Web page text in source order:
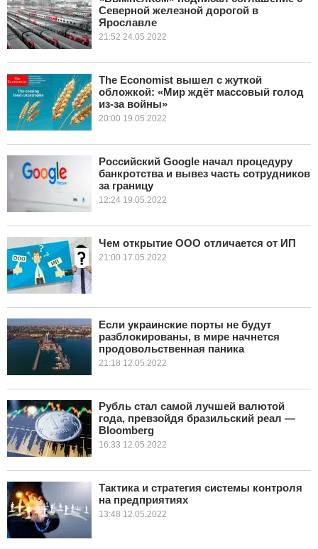
Северной железной дорогой в
Ярославле
21:52 24.05.2022
The Economist вышел с жуткой
обложкой: «Мир ждёт массовый голод
из-за войны»
20:00 19.05.2022
Российский Google начал процедуру
банкротства и вывез часть сотрудников
за границу
12:24 19.05.2022
Чем открытие ООО отличается от ИП
21:00 17.05.2022
Если украинские порты не будут
разблокированы, в мире начнется
продовольственная паника
21:18 12.05.2022
Рубль стал самой лучшей валютой
года, превзойдя бразильский реал —
Bloomberg
16:33 12.05.2022
Тактика и стратегия системы контроля
на предприятиях
13:48 12.05.2022